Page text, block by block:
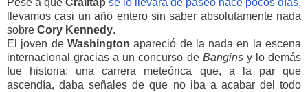
Pese a que Crailtap se lo llevara de paseo hace pocos días,
llevamos casi un año entero sin saber absolutamente nada
sobre Cory Kennedy.
El joven de Washington apareció de la nada en la escena
internacional gracias a un concurso de Banginsy lo demás
fue historia; una carrera meteórica que, a la par que
ascendía, daba señales de que no iba a acabar del todo